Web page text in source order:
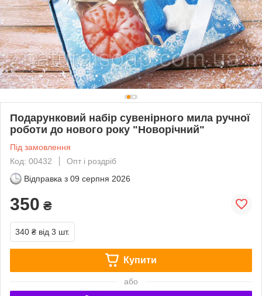
Подарунковий набір сувенірного мила ручної
роботи до нового року "Новорічний"
Під замовлення
Код: 00432
Опт і роздріб
Відправка з 09 серпня 2026
350 ₴
340 ₴ від 3 шт.
Купити
або